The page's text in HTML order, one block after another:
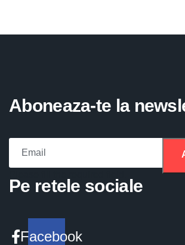
Aboneaza-te la
Pe retele sociale
Facebook